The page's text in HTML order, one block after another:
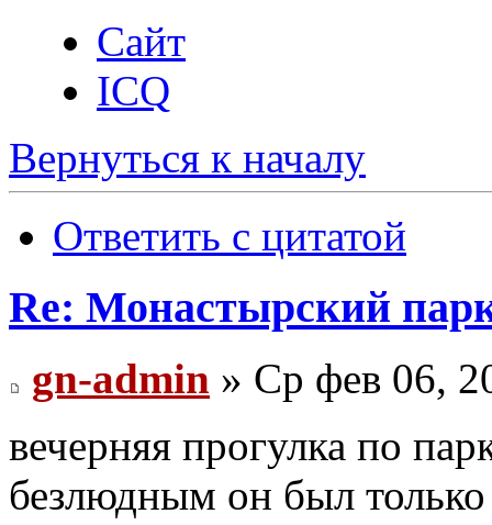
Сайт
ICQ
Вернуться к началу
Ответить с цитатой
Re: Монастырский
gn-admin » Ср фев 06,
вечерняя прогулка по
безлюдным он был